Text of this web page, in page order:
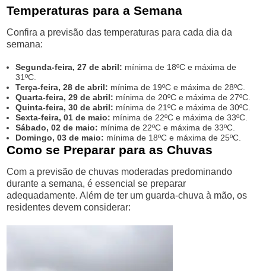
Temperaturas para a Semana
Confira a previsão das temperaturas para cada dia da
semana:
Segunda-feira, 27 de abril: mínima de 18ºC e máxima de
31ºC.
Terça-feira, 28 de abril: mínima de 19ºC e máxima de 28ºC.
Quarta-feira, 29 de abril: mínima de 20ºC e máxima de 27ºC.
Quinta-feira, 30 de abril: mínima de 21ºC e máxima de 30ºC.
Sexta-feira, 01 de maio: mínima de 22ºC e máxima de 33ºC.
Sábado, 02 de maio: mínima de 22ºC e máxima de 33ºC.
Domingo, 03 de maio: mínima de 18ºC e máxima de 25ºC.
Como se Preparar para as Chuvas
Com a previsão de chuvas moderadas predominando
durante a semana, é essencial se preparar
adequadamente. Além de ter um guarda-chuva à mão, os
residentes devem considerar: